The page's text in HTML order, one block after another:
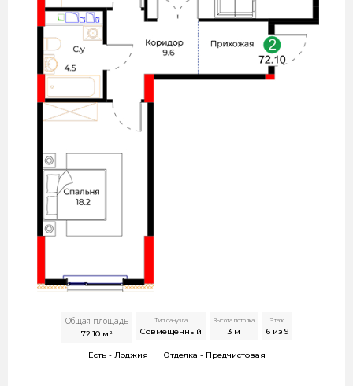
Общая площадь
72.10м²
Тип санузла
Совмещенный
Высота потолка
3м
Этаж
6 из 9
Есть - Лоджия Отделка - Предчистовая